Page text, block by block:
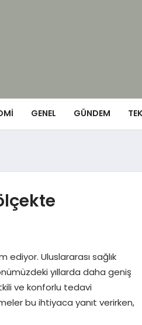
GENEL GÜNDEM
Uluslararası sağlık
yıllarda daha geniş
ve konforlu tedavi
bu ihtiyaca yanıt verirken,